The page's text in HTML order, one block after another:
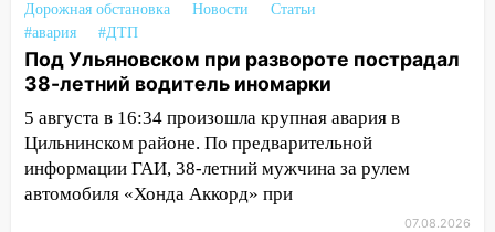
13:20 В Ульяновске за один день
обокрали женщину на пляже и
подростка в сквере
13:01
В Димитровграде мужчина
выбросил из машины страйкбольную
гранату: его задержали
12:34 На Ульяновскую область
надвигается сильнейшая непогода: град
Дорожная обстановка Новости
Статьи
#авария
#ДТП
Под Ульяновском при развороте пострадал
38-летний водитель иномарки
5 августа в 16:34 произошла крупная авария в
Цильнинском районе. По предварительной
информации ГАИ, 38-летний мужчина за рулем
автомобиля «Хонда Аккорд» при
07.08.2026